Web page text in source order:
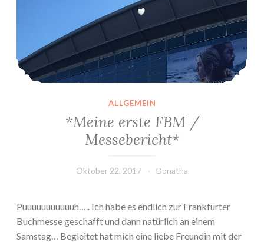
ALLGEMEIN
*Meine erste FBM /
Messebericht*
Oktober 22, 2017 Donatha
Puuuuuuuuuuuh….. Ich habe es endlich zur Frankfurter
Buchmesse geschafft und dann natürlich an einem
Samstag… Begleitet hat mich eine liebe Freundin mit der